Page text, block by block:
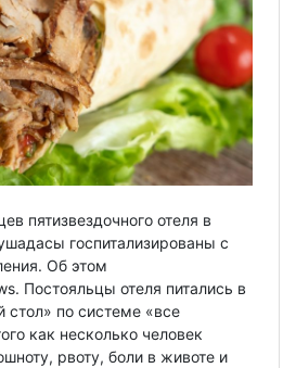
пятизвездочного отеля в
госпитализированы с
Об этом
Постояльцы отеля питались в
по системе «все
как несколько человек
рвоту, боли в животе и